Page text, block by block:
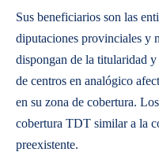
Sus beneficiarios son las
diputaciones provinciales y
dispongan de la titularidad
de centros en analógico
en su zona de cobertura.
cobertura TDT similar a la
preexistente.